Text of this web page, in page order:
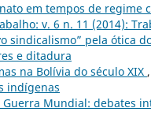
em tempos de regime
v. 6 n. 11 (2014):
sindicalismo” pela ótica
e ditadura
na Bolívia do século XIX ,
indígenas
Guerra Mundial: debates